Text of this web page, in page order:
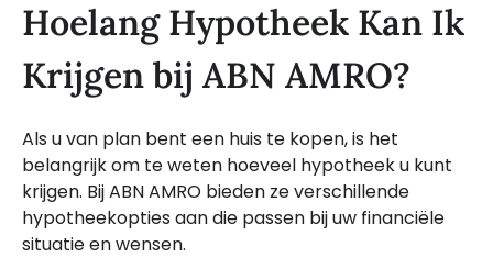
Hoelang Hypotheek Kan Ik
Krijgen bij ABN AMRO?
Als u van plan bent een huis te kopen, is het
belangrijk om te weten hoeveel hypotheek u kunt
krijgen. Bij ABN AMRO bieden ze verschillende
hypotheekopties aan die passen bij uw financiële
situatie en wensen.